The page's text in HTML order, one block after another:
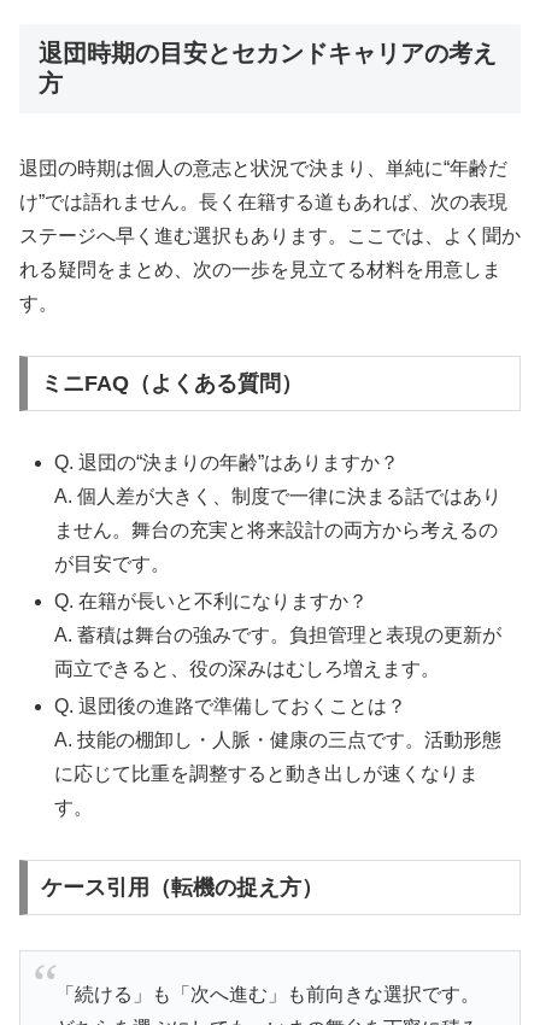
退団時期の目安とセカンドキャリアの考え
方
退団の時期は個人の意志と状況で決まり、単純に“年齢だ
け”では語れません。長く在籍する道もあれば、次の表現
ステージへ早く進む選択もあります。ここでは、よく聞か
れる疑問をまとめ、次の一歩を見立てる材料を用意しま
す。
ミニFAQ（よくある質問）
Q. 退団の“決まりの年齢”はありますか？
A. 個人差が大きく、制度で一律に決まる話ではあり
ません。舞台の充実と将来設計の両方から考えるの
が目安です。
Q. 在籍が長いと不利になりますか？
A. 蓄積は舞台の強みです。負担管理と表現の更新が
両立できると、役の深みはむしろ増えます。
Q. 退団後の進路で準備しておくことは？
A. 技能の棚卸し・人脈・健康の三点です。活動形態
に応じて比重を調整すると動き出しが速くなりま
す。
ケース引用（転機の捉え方）
「続ける」も「次へ進む」も前向きな選択です。